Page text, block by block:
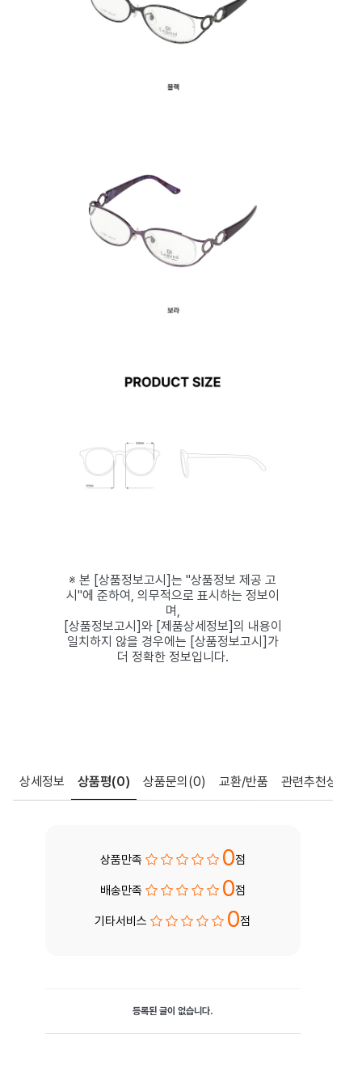
※ 본 [상품정보고시]는 "상품정보 제공 고
시"에 준하여, 의무적으로 표시하는 정보이
며,
[상품정보고시]와 [제품상세정보]의 내용이
일치하지 않을 경우에는 [상품정보고시]가
더 정확한 정보입니다.
상세정보 상품평(0) 상품문의 (0) 교환/반품 관련추천상품
상품만족 0점
배송만족 0점
기타서비스 0점
등록된 글이 없습니다.